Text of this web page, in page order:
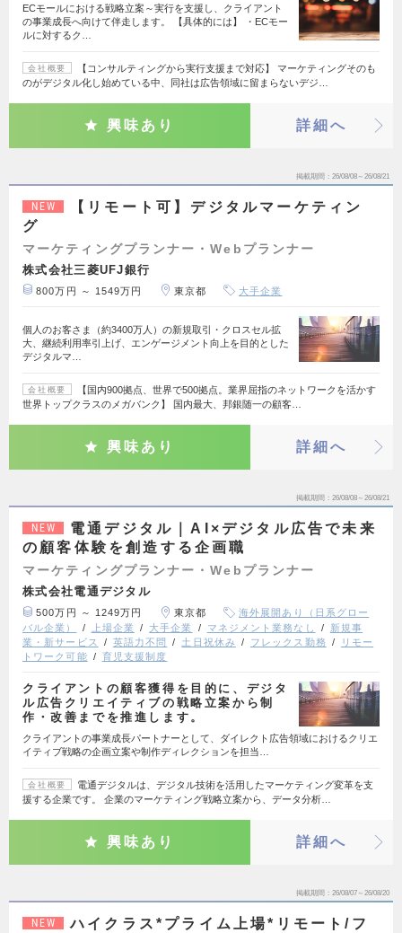
ECモールにおける戦略立案～実行を支援し、クライアント
の事業成長へ向けて伴走します。 【具体的には】 ・ECモー
ルに対するク…
会社概要
【コンサルティングから実行支援まで対応】 マーケティングそのも
のがデジタル化し始めている中、同社は広告領域に留まらないデジ…
興味あり 詳細へ
掲載期間 26/08/08～26/08/21
NEW
【リモート可】デジタルマーケティン
グ
マーケティングプランナー・Webプランナー
株式会社三菱UFJ銀行
800万円 ～ 1549万円 東京都 大手企業
個人のお客さま（約3400万人）の新規取引・クロスセル拡
大、継続利用率引上げ、エンゲージメント向上を目的とした
デジタルマ…
会社概要
【国内900拠点、世界で500拠点。業界屈指のネットワークを活かす
世界トップクラスのメガバンク】 国内最大、邦銀随一の顧客…
興味あり 詳細へ
掲載期間 26/08/08～26/08/21
NEW
電通デジタル｜AI×デジタル広告で未来
の顧客体験を創造する企画職
マーケティングプランナー・Webプランナー
株式会社電通デジタル
500万円 ～ 1249万円 東京都
海外展開あり（日系グロー
バル企業）
上場企業 大手企業 マネジメント業務なし
新規事
業・新サービス
英語力不問 土日祝休み フレックス勤務
リモー
トワーク可能
育児支援制度
クライアントの顧客獲得を目的に、デジタ
ル広告クリエイティブの戦略立案から制
作・改善までを推進します。
クライアントの事業成長パートナーとして、ダイレクト広告領域におけるクリエ
イティブ戦略の企画立案や制作ディレクションを担当…
会社概要
電通デジタルは、デジタル技術を活用したマーケティング変革を支
援する企業です。 企業のマーケティング戦略立案から、データ分析…
興味あり 詳細へ
掲載期間 26/08/07～26/08/20
NEW
ハイクラス*プライム上場*リモート/フ